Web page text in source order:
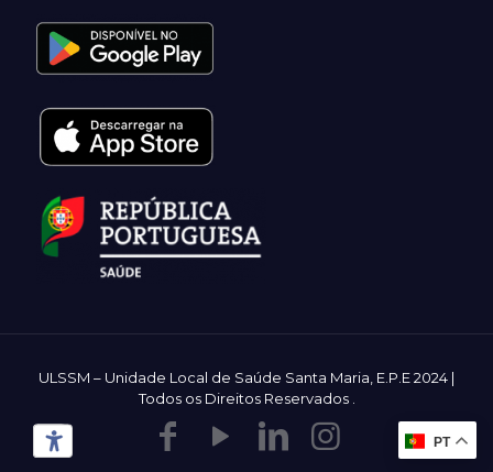
ULSSM – Unidade Local de Saúde Santa Maria, E.P.E 2024 |
Todos os Direitos Reservados .
PT